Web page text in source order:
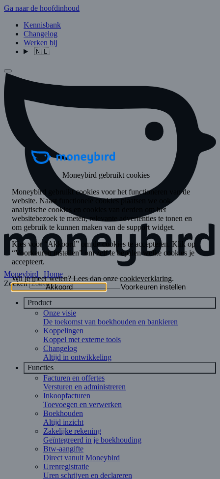
Ga naar de hoofdinhoud
Kennisbank
Changelog
Werken bij
🇳🇱
Moneybird | Home
Zoeken
Product
Onze visie
De toekomst van boekhouden en bankieren
Koppelingen
Koppel met externe tools
Changelog
Altijd in ontwikkeling
Functies
Facturen en offertes
Versturen en administreren
Inkoopfacturen
Toevoegen en verwerken
Boekhouden
Altijd inzicht
Zakelijke rekening
Geïntegreerd in je boekhouding
Btw-aangifte
Direct vanuit Moneybird
Urenregistratie
Uren schrijven en declareren